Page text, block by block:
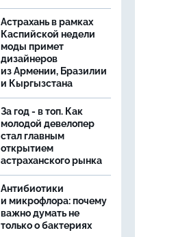
Астрахань в рамках
Каспийской недели
моды примет
дизайнеров
из Армении, Бразилии
и Кыргызстана
За год - в топ. Как
молодой девелопер
стал главным
открытием
астраханского рынка
Антибиотики
и микрофлора: почему
важно думать не
только о бактериях